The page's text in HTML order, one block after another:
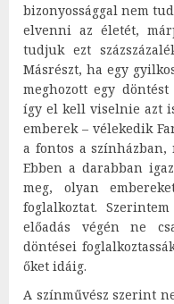
bizonyossággal nem
elvenni az életét,
tudjuk ezt
Másrészt, ha egy
meghozott egy
így el kell viselnie azt
emberek – vélekedik
a fontos a színházban,
Ebben a darabban
meg, olyan
foglalkoztat.
előadás végén ne
döntései
őket idáig.
A színművész szerint